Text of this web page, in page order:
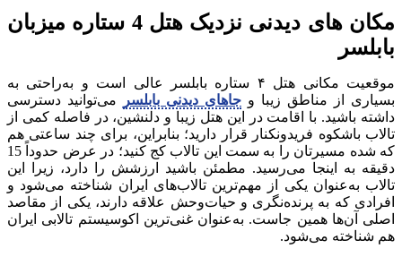
مکان ها‌ی دیدنی نزدیک هتل 4 ستاره میزبان
بابلسر
موقعیت مکانی هتل ۴ ستاره بابلسر عالی است و به‌راحتی به
بسیاری از مناطق زیبا و جاهای دیدنی بابلسر
می‌توانید دسترسی
داشته باشید. با اقامت در این هتل زیبا و دلنشین، در فاصله کمی از
تالاب باشکوه فریدونکنار قرار دارید؛ بنابراین، برای چند ساعتی هم
که شده مسیرتان را به سمت این تالاب کج کنید؛ در عرض حدوداً 15
دقیقه به اینجا می‌رسید. مطمئن باشید ارزشش را دارد، زیرا این
تالاب به‌عنوان یکی از مهم‌ترین تالاب‌های ایران شناخته می‌شود و
افرادی که به پرنده‌نگری و حیات‌وحش علاقه دارند، یکی از مقاصد
اصلی آن‌ها همین جاست. به‌عنوان غنی‌ترین اکوسیستم تالابی ایران
هم شناخته می‌شود.